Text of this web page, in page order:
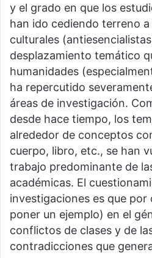
y el grado en que los
han ido cediendo terreno
culturales
desplazamiento temático
humanidades
ha repercutido
áreas de investigación.
desde hace tiempo, los
alrededor de conceptos
cuerpo, libro, etc., se han
trabajo predominante de
académicas. El
investigaciones es que
poner un ejemplo) en el
conflictos de clases y de
contradicciones que